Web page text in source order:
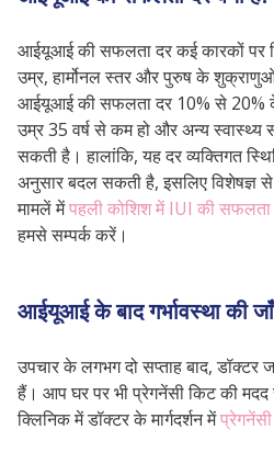
आईयूआई की सफलता दर कई कारकों पर
उम्र, हार्मोनल स्तर और पुरुष के
आईयूआई की सफलता दर 10% से 20% के
उम्र 35 वर्ष से कम हो और अन्य स्वास्थ्य
सकती है। हालांकि, यह दर व्यक्तिगत
अनुसार बदल सकती है, इसलिए विशेषज्ञ से
मामलें मेंपहली कोशिश में IUI की सफलता
हमसे सम्पर्क करें।
आईयूआई के बाद गर्भावस्था की
उपचार के लगभग दो सप्ताह बाद, डॉक्टर
हैं। आप घर पर भी प्रेगनेंसी किट की
क्लिनिक में डॉक्टर के मार्गदर्शन में